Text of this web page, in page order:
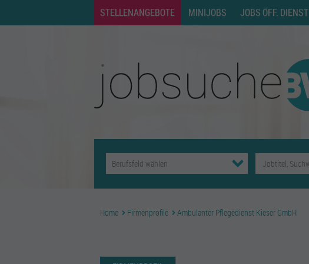
STELLENANGEBOTE MINIJOBS JOBS ÖFF. DIENST
Home Firmenprofile Ambulanter Pflegedienst Kieser GmbH